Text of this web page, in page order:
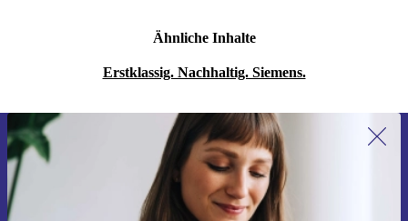
Ähnliche Inhalte
Erstklassig. Nachhaltig. Siemens.
Erstmals zum Newsletter anmelden,
15 € sparen!
Verpasse kein Angebot mehr.